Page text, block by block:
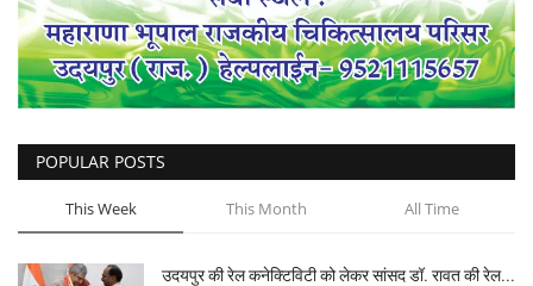
POPULAR POSTS
This Week This Month All Time
उदयपुर की रेल कनेक्टिविटी को लेकर सांसद डॉ. रावत की रेल...